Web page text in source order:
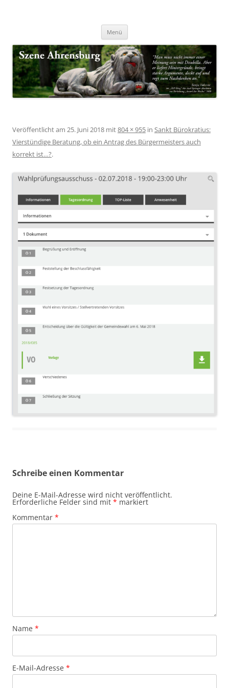
Szene Ahrensburg
Menü
Veröffentlicht am 25. Juni 2018 mit804 × 955 in Sankt Bürokratius:
Vierstündige Beratung, ob ein Antrag des Bürgermeisters auch
korrekt ist…?.
Schreibe einen Kommentar
Deine E-Mail-Adresse wird nicht veröffentlicht.
Erforderliche Felder sind mit * markiert
Kommentar *
Name *
E-Mail-Adresse *